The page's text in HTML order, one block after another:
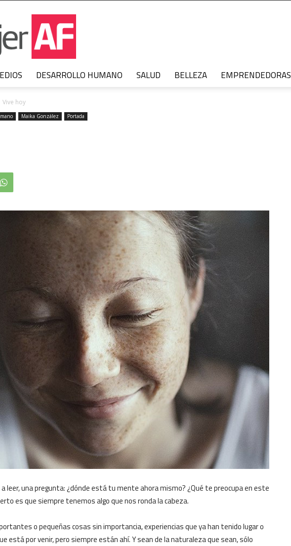
DESARROLLO HUMANO SALUD BELLEZA EMPRENDEDORAS
Vive hoy
Maika González Portada
leer, una pregunta: ¿dónde está tu mente ahora mismo? ¿Qué te preocupa en este
es que siempre tenemos algo que nos ronda la cabeza.
o pequeñas cosas sin importancia, experiencias que ya han tenido lugar o
está por venir, pero siempre están ahí. Y sean de la naturaleza que sean, sólo